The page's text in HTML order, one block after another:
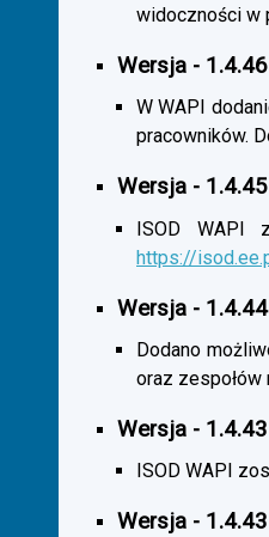
widoczności w
Wersja - 1.4.46
W WAPI
pracowników.
Wersja - 1.4.45
ISOD WAPI
https://
Wersja - 1.4.44
Dodano
oraz zespołów
Wersja - 1.4.43
ISOD WAPI
Wersja - 1.4.43